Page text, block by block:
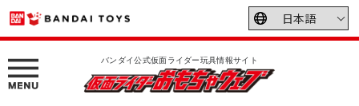
バンダイ公式仮面ライダー玩具情報サイト